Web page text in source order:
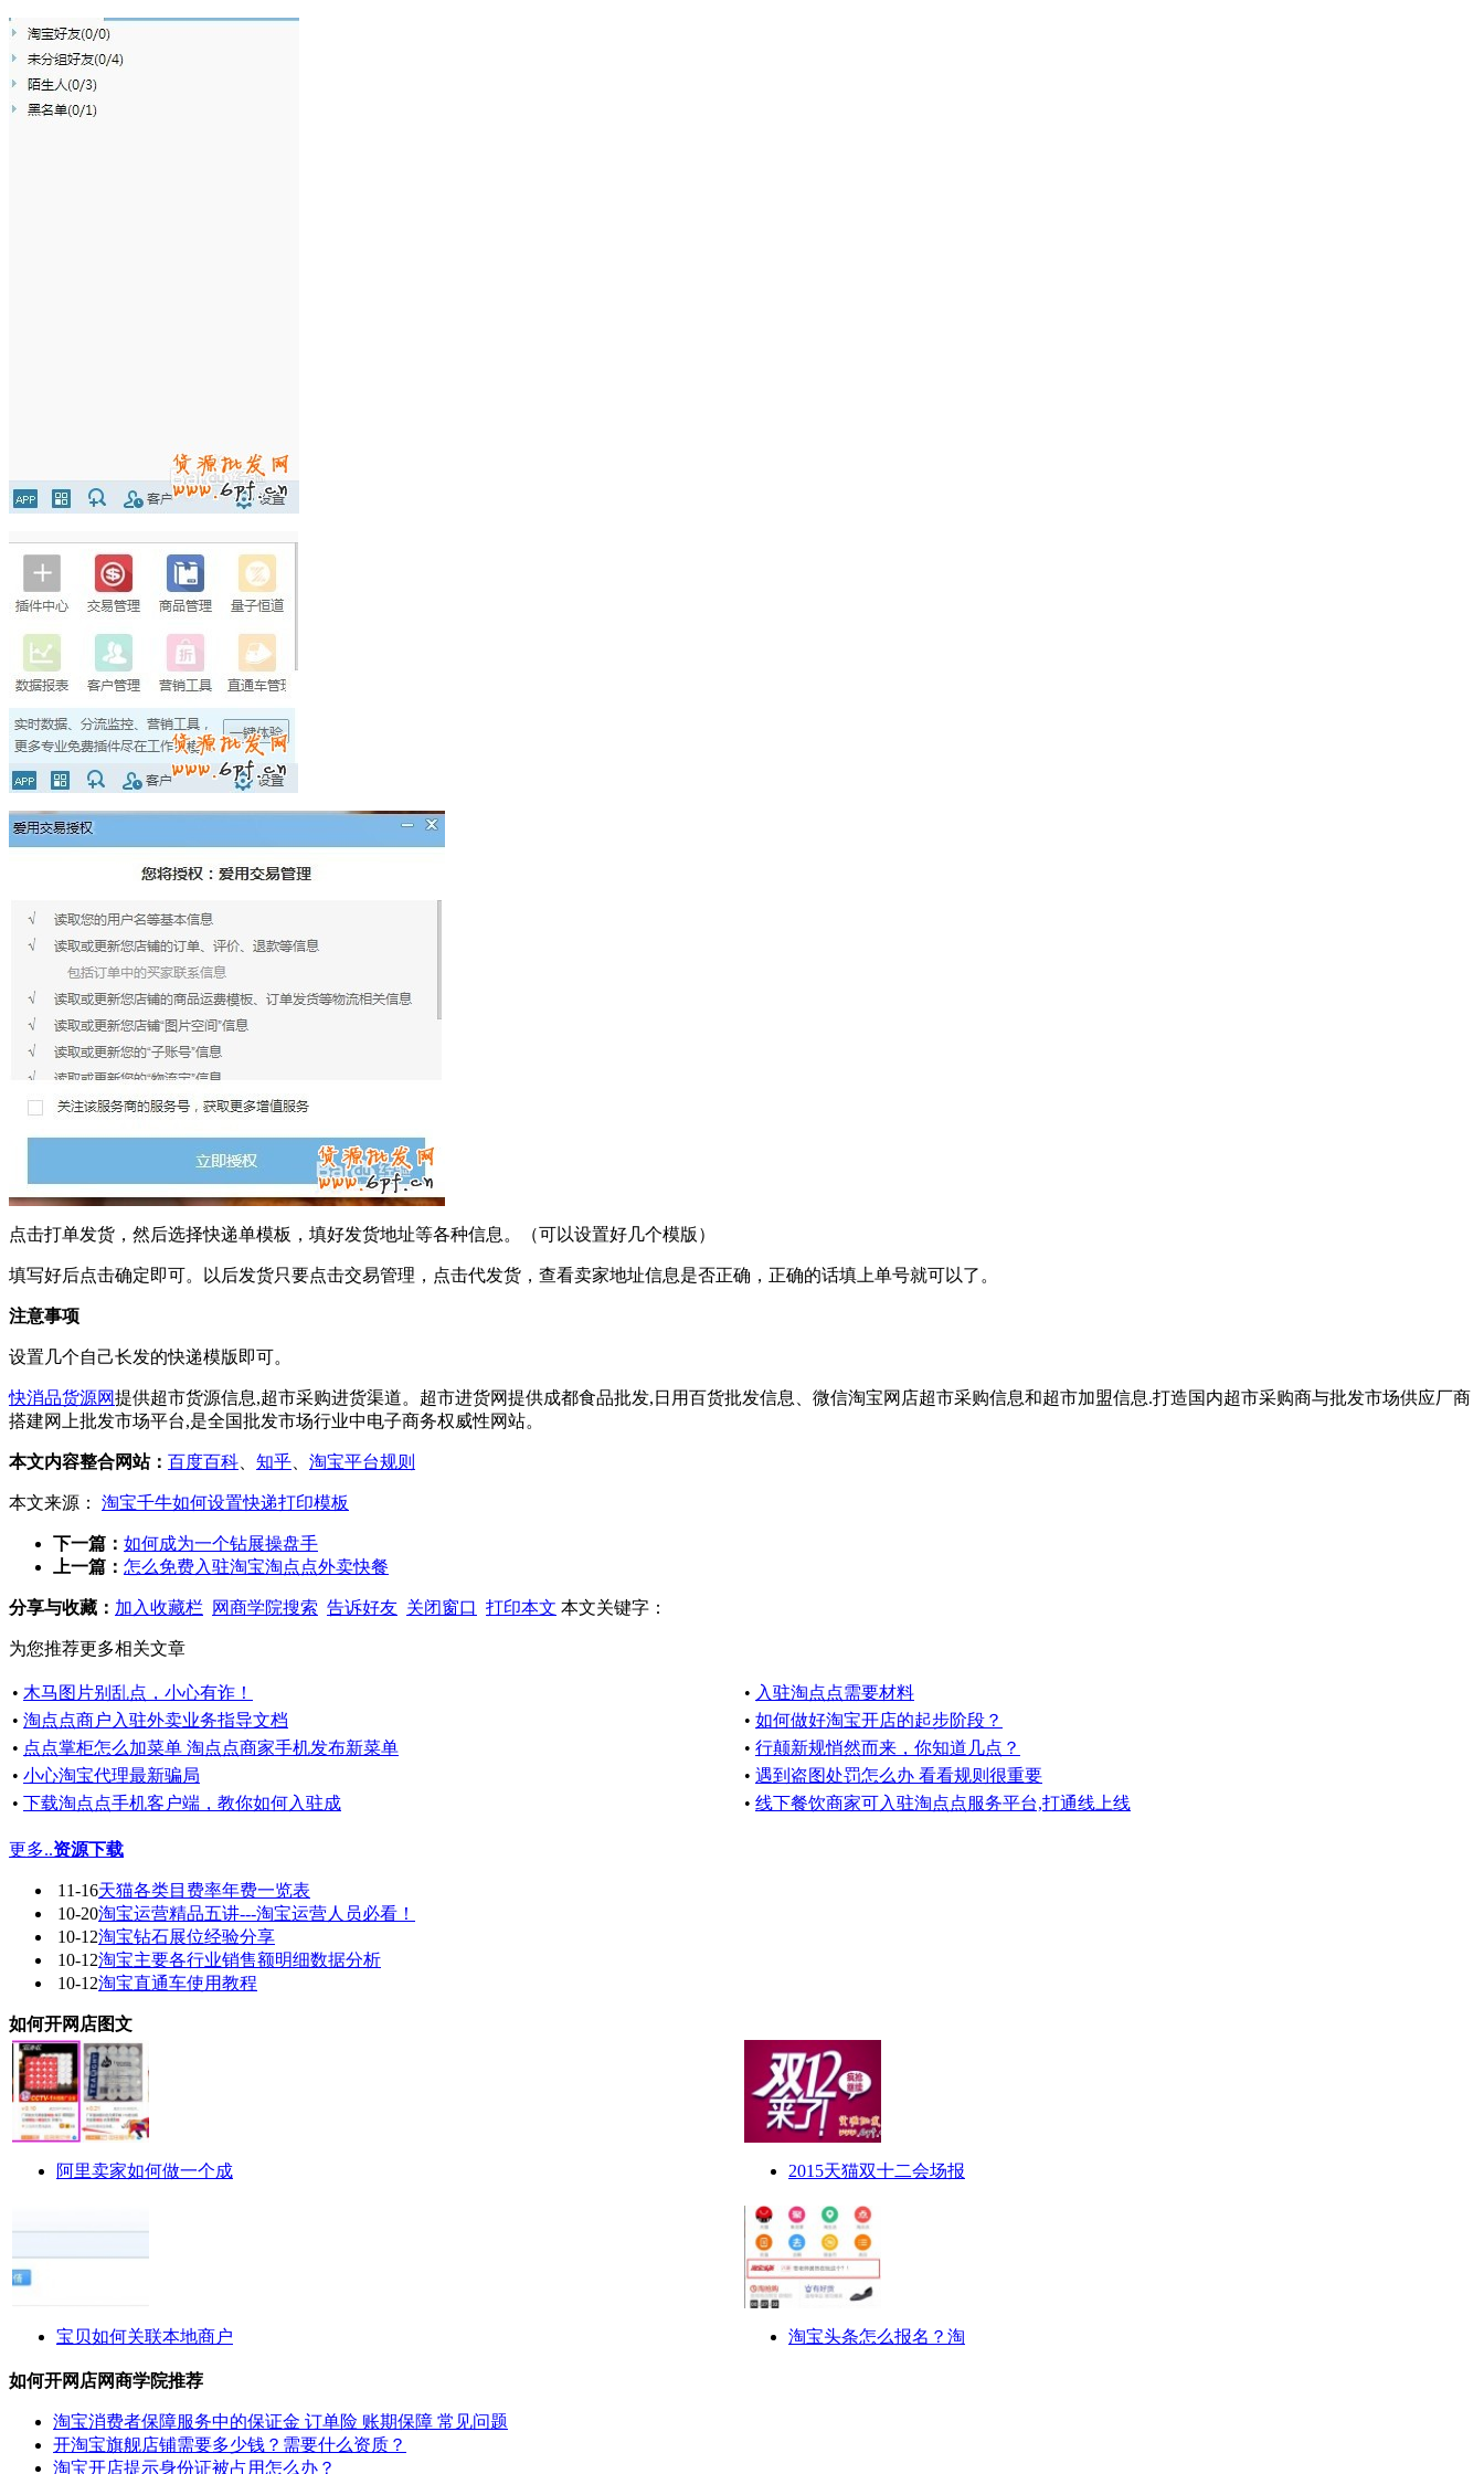
点击打单发货，然后选择快递单模板，填好发货地址等各种信息。（可以设置好几个模版）
填写好后点击确定即可。以后发货只要点击交易管理，点击代发货，查看卖家地址信息是否正确，正确的话填上单号就可以了。
注意事项
设置几个自己长发的快递模版即可。
快消品货源网提供超市货源信息,超市采购进货渠道。超市进货网提供成都食品批发,日用百货批发信息、微信淘宝网店超市采购信息和超市加盟信息.打造国内超市采购商与批发市场供应厂商
搭建网上批发市场平台,是全国批发市场行业中电子商务权威性网站。
本文内容整合网站： 百度百科 知乎 淘宝平台规则
本文来源： 淘宝千牛如何设置快递打印模板
下一篇： 如何成为一个钻展操盘手
上一篇： 怎么免费入驻淘宝淘点点外卖快餐
分享与收藏： 加入收藏栏 网商学院搜索 告诉好友 关闭窗口 打印本文 本文关键字：
为您推荐更多相关文章
• 木马图片别乱点，小心有诈！ • 入驻淘点点需要材料
• 淘点点商户入驻外卖业务指导文档 • 如何做好淘宝开店的起步阶段？
• 点点掌柜怎么加菜单 淘点点商家手机发布新菜单 • 行颠新规悄然而来，你知道几点？
• 小心淘宝代理最新骗局 • 遇到盗图处罚怎么办 看看规则很重要
• 下载淘点点手机客户端，教你如何入驻成 • 线下餐饮商家可入驻淘点点服务平台,打通线上线
更多..资源下载
11-16天猫各类目费率年费一览表
10-20淘宝运营精品五讲---淘宝运营人员必看！
10-12淘宝钻石展位经验分享
10-12淘宝主要各行业销售额明细数据分析
10-12淘宝直通车使用教程
如何开网店图文
阿里卖家如何做一个成 2015天猫双十二会场报
宝贝如何关联本地商户 淘宝头条怎么报名？淘
如何开网店网商学院推荐
淘宝消费者保障服务中的保证金 订单险 账期保障 常见问题
开淘宝旗舰店铺需要多少钱？需要什么资质？
淘宝开店提示身份证被占用怎么办？